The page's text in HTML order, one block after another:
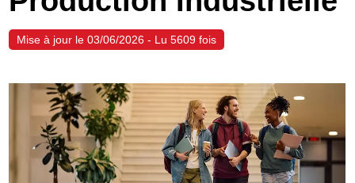
Mise à jour le 03/06/2026 - Lu 5609 fois